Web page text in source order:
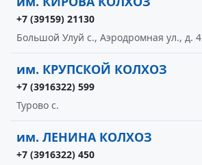
+7 (39159) 21130
Большой Улуй с., Аэродромная ул., д. 4
им. КРУПСКОЙ КОЛХОЗ
+7 (3916322) 599
Турово с.
им. ЛЕНИНА КОЛХОЗ
+7 (3916322) 450